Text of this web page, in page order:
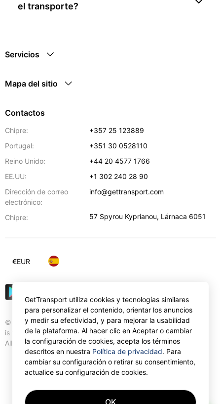
el transporte?
Servicios
Mapa del sitio
Contactos
Chipre:
+357 25 123889
Portugal:
+351 30 0528110
Reino Unido:
+44 20 4577 1766
EE.UU:
+1 302 240 28 90
Dirección de correo
electrónico:
info@gettransport.com
Chipre: 57 Spyrou Kyprianou, Lárnaca 6051
© Gettransport International Limited. GetTransport®
is trademark of Gettransport International Limited.
All rights reserved.
€EUR
GetTransport utiliza cookies y tecnologías similares
para personalizar el contenido, orientar los anuncios
y medir su efectividad, y para mejorar la usabilidad
de la plataforma. Al hacer clic en Aceptar o cambiar
la configuración de cookies, acepta los términos
descritos en nuestra Política de privacidad. Para
cambiar su configuración o retirar su consentimiento,
actualice su configuración de cookies.
OK